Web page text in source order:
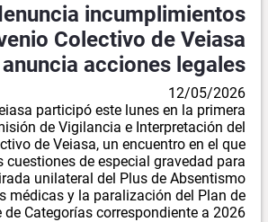
incumplimientos
Colectivo de Veiasa
anuncia acciones legales
12/05/2026
participó este lunes en la primera
de Vigilancia e Interpretación del
de Veiasa, un encuentro en el que
cuestiones de especial gravedad para
unilateral del Plus de Absentismo
médicas y la paralización del Plan de
de Categorías correspondiente a 2026.